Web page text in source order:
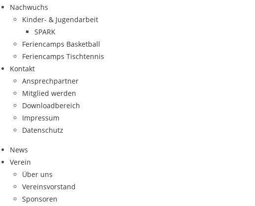
Nach­wuchs
Kin­­der- & Jugendarbeit
SPARK
Feri­en­camps Basketball
Feri­en­camps Tischtennis
Kon­takt
Ansprech­part­ner
Mit­glied werden
Down­load­be­reich
Impres­sum
Daten­schutz
News
Ver­ein
Über uns
Ver­eins­vor­stand
Spon­so­ren